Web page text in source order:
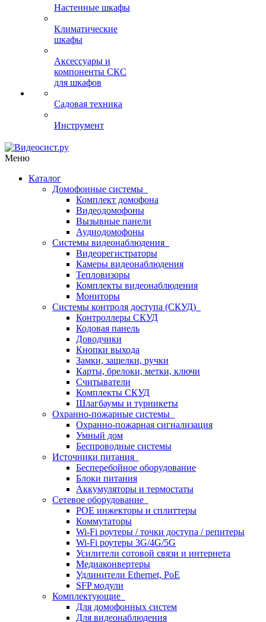
Настенные шкафы
Климатические
шкафы
Аксессуары и
компоненты СКС
для шкафов
Садовая техника
Инструмент
Меню
Каталог
Домофонные системы
Комплект домофона
Видеодомофоны
Вызывные панели
Аудиодомофоны
Системы видеонаблюдения
Видеорегистраторы
Камеры видеонаблюдения
Тепловизоры
Комплекты видеонаблюдения
Мониторы
Системы контроля доступа (СКУД)
Контроллеры СКУД
Кодовая панель
Доводчики
Кнопки выхода
Замки, защелки, ручки
Карты, брелоки, метки, ключи
Считыватели
Комплекты СКУД
Шлагбаумы и турникеты
Охранно-пожарные системы
Охранно-пожарная сигнализация
Умный дом
Беспроводные системы
Источники питания
Бесперебойное оборудование
Блоки питания
Аккумуляторы и термостаты
Сетевое оборудование
POE инжекторы и сплиттеры
Коммутаторы
Wi-Fi роутеры / точки доступа / репитеры
Wi-Fi роутеры 3G/4G/5G
Усилители сотовой связи и интернета
Медиаконвертеры
Удлинители Ethernet, PoE
SFP модули
Комплектующие
Для домофонных систем
Для видеонаблюдения